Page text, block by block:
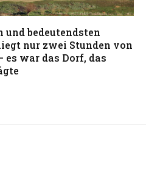
und bedeutendsten
nur zwei Stunden von
es war das Dorf, das